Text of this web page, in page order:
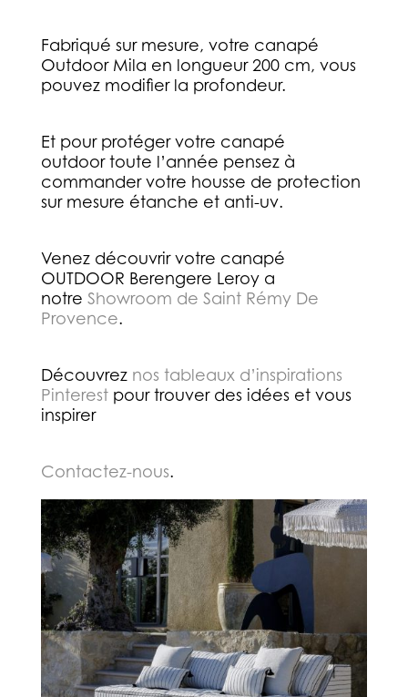
Fabriqué sur mesure, votre canapé
Outdoor Mila en longueur 200 cm, vous
pouvez modifier la profondeur.
Et pour protéger votre canapé
outdoor toute l’année pensez à
commander votre housse de protection
sur mesure étanche et anti-uv.
Venez découvrir votre canapé
OUTDOOR Berengere Leroy a
notre Showroom de Saint Rémy De
Provence.
Découvrez nos tableaux d’inspirations
Pinterestpour trouver des idées et vous
inspirer
Contactez-nous.